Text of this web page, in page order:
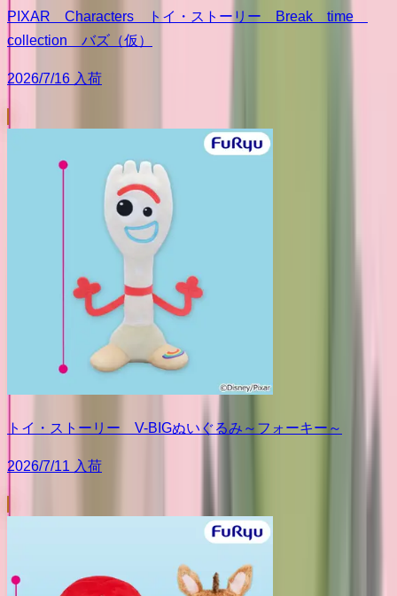
PIXAR Characters トイ・ストーリー Break time
collection バズ（仮）
2026/7/16 入荷
トイ・ストーリー V-BIGぬいぐるみ～フォーキー～
2026/7/11 入荷